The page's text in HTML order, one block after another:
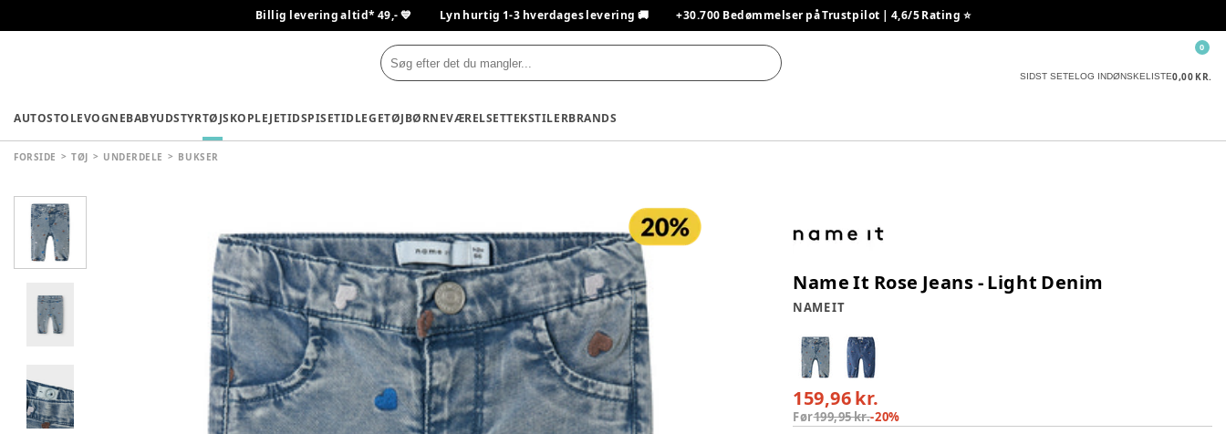
Billig levering altid* 49,- 💙 Lyn hurtig 1-3 hverdages levering 🚚 +30.700 Bedømmelser på Trustpilot | 4,6/5 Rating ⭐️
SIDST SETELOG INDØNSKELISTE0,00 KR.
0
AUTOSTOLEVOGNEBABYUDSTYRTØJSKOPLEJETIDSPISETIDLEGETØJBØRNEVÆRELSETTEKSTILERBRANDS
FORSIDE TØJ UNDERDELE BUKSER
Name It Rose Jeans - Light Denim
NAME IT
159,96 kr.
Før199,95 kr.-20%